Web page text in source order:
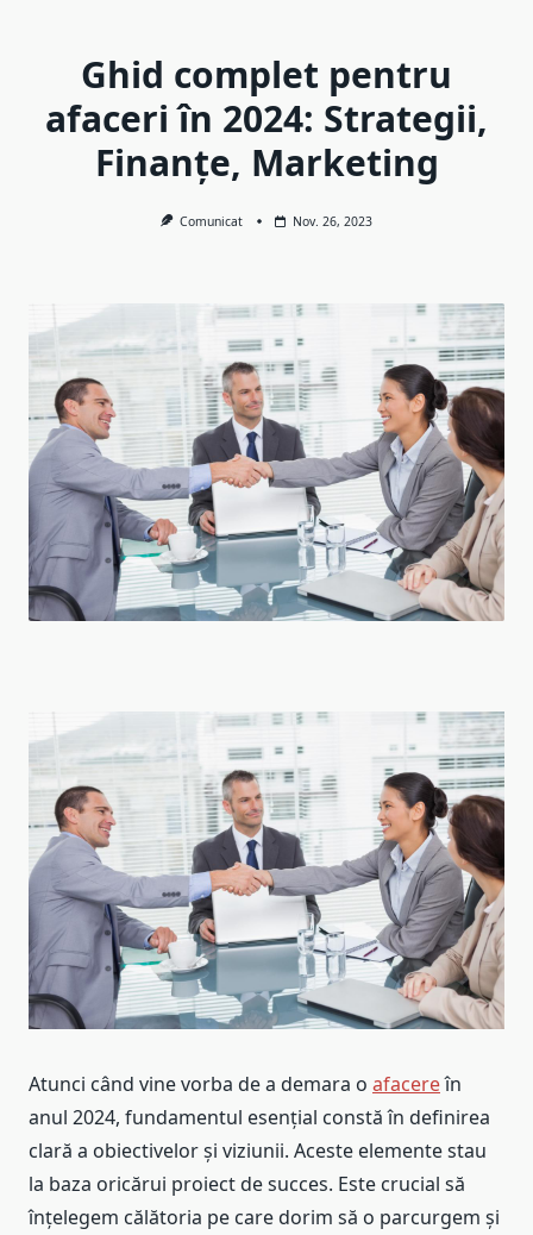
Ghid complet pentru
afaceri în 2024: Strategii,
Finanțe, Marketing
Comunicat Nov. 26, 2023
Atunci când vine vorba de a demara o afacereîn
anul 2024, fundamentul esențial constă în definirea
clară a obiectivelor și viziunii. Aceste elemente stau
la baza oricărui proiect de succes. Este crucial să
înțelegem călătoria pe care dorim să o parcurgem și